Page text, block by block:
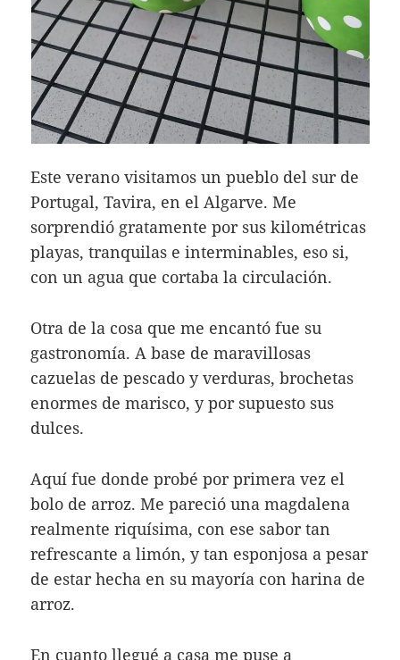
Este verano visitamos un pueblo del sur de
Portugal, Tavira, en el Algarve. Me
sorprendió gratamente por sus kilométricas
playas, tranquilas e interminables, eso si,
con un agua que cortaba la circulación.
Otra de la cosa que me encantó fue su
gastronomía. A base de maravillosas
cazuelas de pescado y verduras, brochetas
enormes de marisco, y por supuesto sus
dulces.
Aquí fue donde probé por primera vez el
bolo de arroz. Me pareció una magdalena
realmente riquísima, con ese sabor tan
refrescante a limón, y tan esponjosa a pesar
de estar hecha en su mayoría con harina de
arroz.
En cuanto llegué a casa me puse a